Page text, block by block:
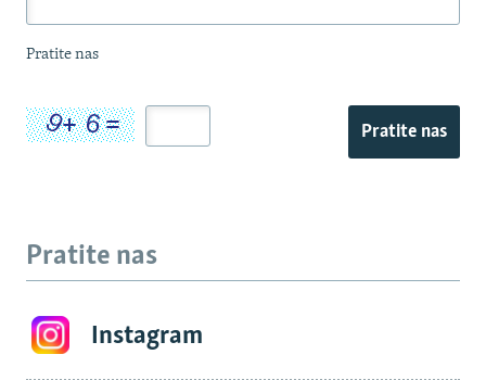
Pratite nas
Pratite nas
Pratite nas
Instagram